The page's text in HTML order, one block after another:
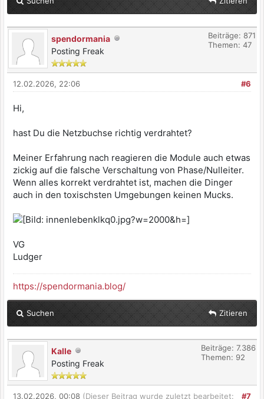
spendormania
Posting Freak
Beiträge: 871
Themen: 47
#6
12.02.2026, 22:06
Hi,
hast Du die Netzbuchse richtig verdrahtet?
Meiner Erfahrung nach reagieren die Module auch etwas
zickig auf die falsche Verschaltung von Phase/Nulleiter.
Wenn alles korrekt verdrahtet ist, machen die Dinger
auch in den toxischsten Umgebungen keinen Mucks.
VG
Ludger
https://spendormania.blog/
Suchen Zitieren
Kalle
Posting Freak
Beiträge: 7.386
Themen: 92
#7
13.02.2026, 00:08 (Dieser Beitrag wurde zuletzt bearbeitet: